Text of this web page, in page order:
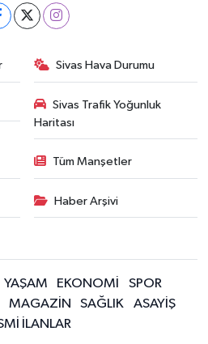
Sivas Hava Durumu
Sivas Trafik Yoğunluk
Haritası
Tüm Manşetler
Haber Arşivi
YAŞAM EKONOMİ
SPOR
MAGAZİN SAĞLIK
ASAYİŞ
İLANLAR